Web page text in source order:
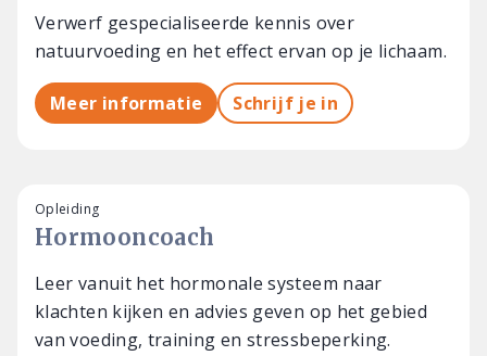
Verwerf gespecialiseerde kennis over
natuurvoeding en het effect ervan op je lichaam.
Meer informatie Schrijf je in
Hormooncoach
Opleiding
Leer vanuit het hormonale systeem naar
klachten kijken en advies geven op het gebied
van voeding, training en stressbeperking.